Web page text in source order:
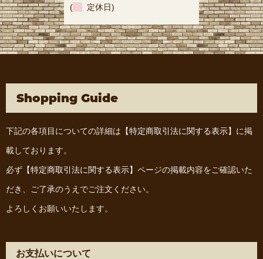
( 定休日)
Shopping Guide
下記の各項目についての詳細は 【特定商取引法に関する表示】 に掲
載しております。
必ず 【特定商取引法に関する表示】 ページの掲載内容をご確認いた
だき、ご了承のうえでご注文ください。
よろしくお願いいたします。
お支払いについて